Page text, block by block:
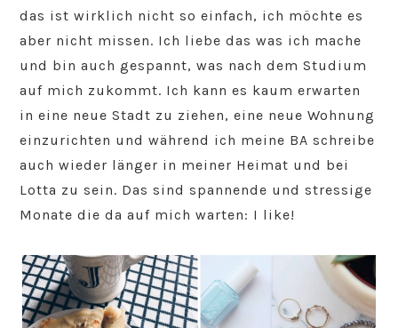
das ist wirklich nicht so einfach, ich möchte es
aber nicht missen. Ich liebe das was ich mache
und bin auch gespannt, was nach dem Studium
auf mich zukommt. Ich kann es kaum erwarten
in eine neue Stadt zu ziehen, eine neue Wohnung
einzurichten und während ich meine BA schreibe
auch wieder länger in meiner Heimat und bei
Lotta zu sein. Das sind spannende und stressige
Monate die da auf mich warten: I like!